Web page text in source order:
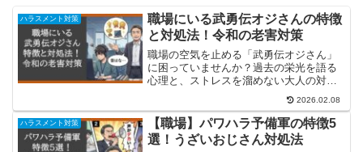
ハラスメント対策
職場にいる武勇伝オジさんの特徴
と対処法！令和の老害対策
職場の空気を止める「武勇伝オジさん」
に困っていませんか？過去の栄光を語る
心理と、ストレスを溜めない大人の対処
法を解説。白髪混じりのお友達へ、反面
教師としての生き方も提案します。
2026.02.08
ハラスメント対策
【職場】パワハラ予備軍の特徴5
選！うざいおじさん対処法